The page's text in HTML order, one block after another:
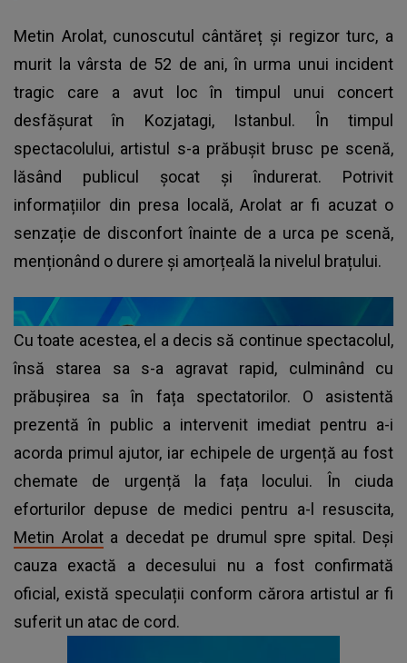
Metin Arolat, cunoscutul cântăreț și regizor turc, a
murit la vârsta de 52 de ani, în urma unui incident
tragic care a avut loc în timpul unui concert
desfășurat în Kozjatagi, Istanbul. În timpul
spectacolului, artistul s-a prăbușit brusc pe scenă,
lăsând publicul șocat și îndurerat. Potrivit
informațiilor din presa locală, Arolat ar fi acuzat o
senzație de disconfort înainte de a urca pe scenă,
menționând o durere și amorțeală la nivelul brațului.
Cu toate acestea, el a decis să continue spectacolul,
însă starea sa s-a agravat rapid, culminând cu
prăbușirea sa în fața spectatorilor. O asistentă
prezentă în public a intervenit imediat pentru a-i
acorda primul ajutor, iar echipele de urgență au fost
chemate de urgență la fața locului. În ciuda
eforturilor depuse de medici pentru a-l resuscita,
Metin Arolata decedat pe drumul spre spital. Deși
cauza exactă a decesului nu a fost confirmată
oficial, există speculații conform cărora artistul ar fi
suferit un atac de cord.